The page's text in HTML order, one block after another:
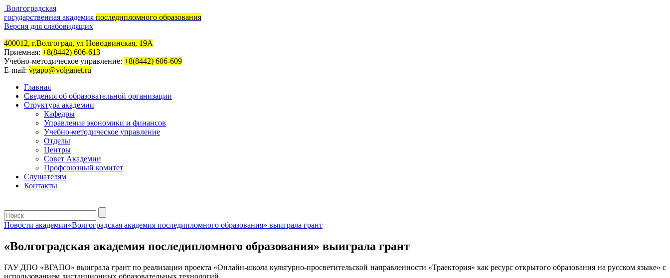
Волгоградская
государственная академия последипломного образования
Версия для слабовидящих
400012, г.Волгоград, ул Новодвинская, 19А
Приемная: +8(8442) 606-613
Учебно-методическое управление: +8(8442) 606-609
E-mail: vgapo@volganet.ru
Главная
Сведения об образовательной организации
Структура академии
Кафедры
Управление экономики и финансов
Учебно-методическое управление
Отделы
Центры
Совет Академии
Профсоюзный комитет
Слушателям
Контакты
Новости академии«Волгоградская академия последипломного образования» выиграла грант
«Волгоградская академия последипломного образования» выиграла грант
ГАУ ДПО «ВГАПО» выиграла грант по реализации проекта «Онлайн-школа культурно-просветительской направленности «Траектория» как ресурс открытого образования на русском языке» с
использованием дистанционных образовательных технологий.